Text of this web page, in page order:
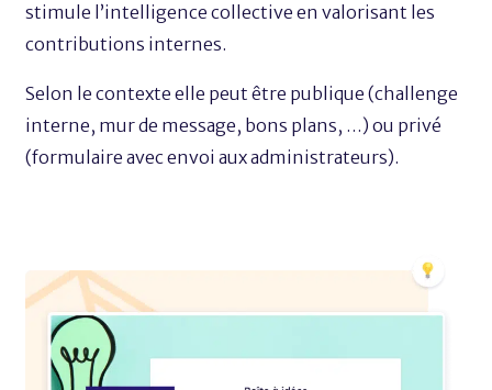
stimule l’intelligence collective en valorisant les
contributions internes.
Selon le contexte elle peut être publique (challenge
interne, mur de message, bons plans, …) ou privé
(formulaire avec envoi aux administrateurs).